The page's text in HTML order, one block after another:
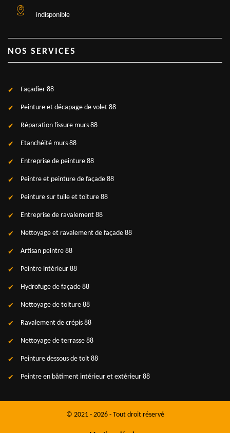
indisponible
NOS SERVICES
Façadier 88
Peinture et décapage de volet 88
Réparation fissure murs 88
Etanchéité murs 88
Entreprise de peinture 88
Peintre et peinture de façade 88
Peinture sur tuile et toiture 88
Entreprise de ravalement 88
Nettoyage et ravalement de façade 88
Artisan peintre 88
Peintre intérieur 88
Hydrofuge de façade 88
Nettoyage de toiture 88
Ravalement de crépis 88
Nettoyage de terrasse 88
Peinture dessous de toit 88
Peintre en bâtiment intérieur et extérieur 88
© 2021 - 2026 - Tout droit réservé